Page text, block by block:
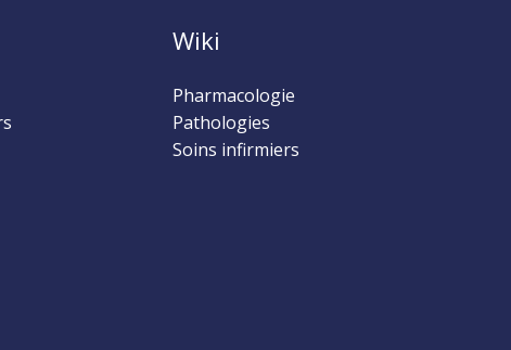
Wiki
Pharmacologie
Pathologies
Soins infirmiers